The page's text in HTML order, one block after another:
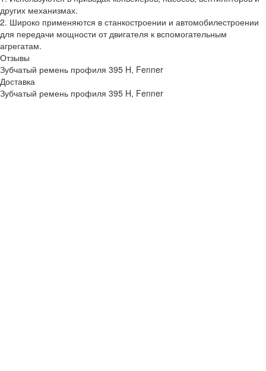
других механизмах.
2. Широко применяются в станкостроении и автомобилестроении
для передачи мощности от двигателя к вспомогательным
агрегатам.
Отзывы
Зубчатый ремень профиля 395 H, Fenner
Доставка
Зубчатый ремень профиля 395 H, Fenner